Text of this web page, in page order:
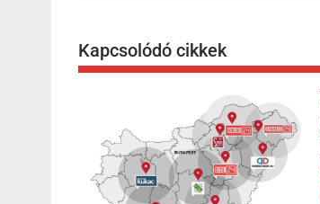
Kapcsolódó cikkek